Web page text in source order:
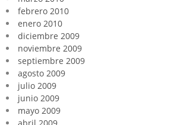
febrero 2010
enero 2010
diciembre 2009
noviembre 2009
septiembre 2009
agosto 2009
julio 2009
junio 2009
mayo 2009